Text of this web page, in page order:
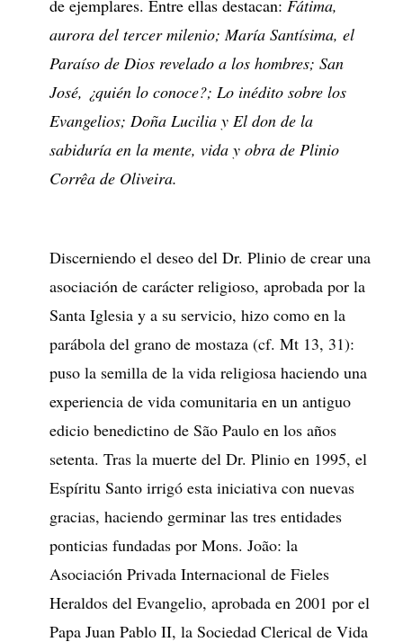
de ejemplares. Entre ellas destacan: Fátima,
aurora del tercer milenio; María Santísima, el
Paraíso de Dios revelado a los hombres; San
José, ¿quién lo conoce?; Lo inédito sobre los
Evangelios; Doña Lucilia y El don de la
sabiduría en la mente, vida y obra de Plinio
Corrêa de Oliveira.
Discerniendo el deseo del Dr. Plinio de crear una
asociación de carácter religioso, aprobada por la
Santa Iglesia y a su servicio, hizo como en la
parábola del grano de mostaza (cf. Mt 13, 31):
puso la semilla de la vida religiosa haciendo una
experiencia de vida comunitaria en un antiguo
edicio benedictino de São Paulo en los años
setenta. Tras la muerte del Dr. Plinio en 1995, el
Espíritu Santo irrigó esta iniciativa con nuevas
gracias, haciendo germinar las tres entidades
ponticias fundadas por Mons. João: la
Asociación Privada Internacional de Fieles
Heraldos del Evangelio, aprobada en 2001 por el
Papa Juan Pablo II, la Sociedad Clerical de Vida